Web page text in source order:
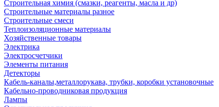
Строительная химия (смазки, реагенты, масла и др)
Строительные материалы разное
Строительные смеси
Теплоизоляционные материалы
Хозяйственные товары
Электрика
Электросчетчики
Элементы питания
Детекторы
Кабель-каналы,металлорукава, трубки, коробки установочные
Кабельно-проводниковая продукция
Лампы